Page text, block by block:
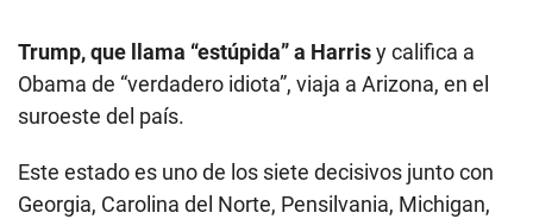
Trump, que llama “estúpida” a Harrisy califica a
Obama de “verdadero idiota”, viaja a Arizona, en el
suroeste del país.
Este estado es uno de los siete decisivos junto con
Georgia, Carolina del Norte, Pensilvania, Michigan,